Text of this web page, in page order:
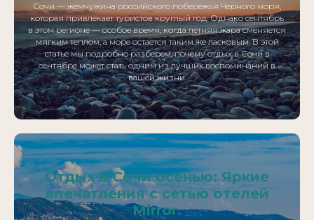
Сочи — жемчужина российского побережья Черного моря,
которая привлекает туристов круглый год. Однако сентябрь
в этом регионе — особое время, когда летняя жара сменяется
мягким теплом, а море остается таким же ласковым. В этой
статье мы подробно разберем, почему отдых в Сочи в
сентябре может стать одним из лучших воспоминаний в
вашей жизни.
Отдых в Сочи осенью: Яркие
впечатления с сетью отелей
Mirror.